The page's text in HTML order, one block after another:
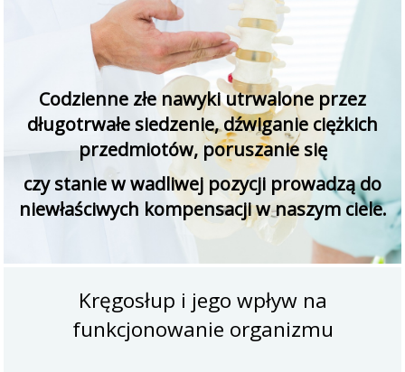
Codzienne złe nawyki utrwalone przez
długotrwałe siedzenie, dźwiganie ciężkich
przedmiotów, poruszanie się
czy stanie w wadliwej pozycji prowadzą do
niewłaściwych kompensacji w naszym ciele.
Kręgosłup i jego wpływ na
funkcjonowanie organizmu